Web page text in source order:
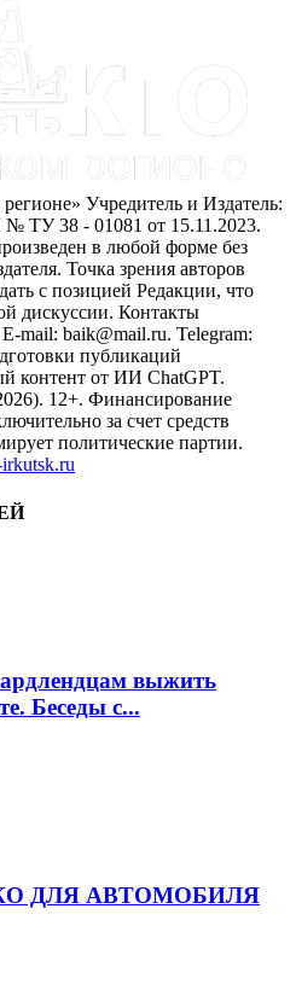
Учредитель и Издатель:
38 - 01081 от 15.11.2023.
в любой форме без
Точка зрения авторов
с позицией Редакции, что
дискуссии. Контакты
mail: baik@mail.ru. Telegram:
публикаций
контент от ИИ ChatGPT.
12+. Финансирование
за счет средств
политические партии.
выжить
Беседы с...
ДЛЯ АВТОМОБИЛЯ